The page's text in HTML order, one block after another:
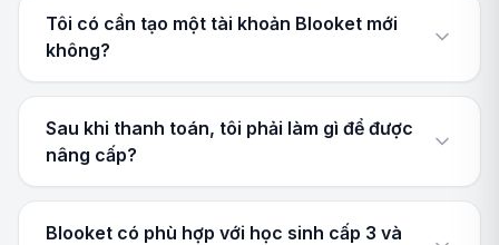
Tôi có cần tạo một tài khoản Blooket mới
không?
Sau khi thanh toán, tôi phải làm gì để được
nâng cấp?
Blooket có phù hợp với học sinh cấp 3 và